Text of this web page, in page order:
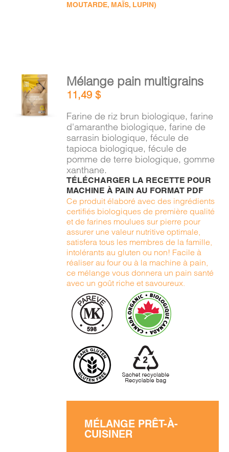
MOUTARDE, MAÏS, LUPIN)
AJOUTER
AU
PANIER
Mélange pain multigrains
11,49$
Farine de riz brun biologique, farine
d'amaranthe biologique, farine de
sarrasin biologique, fécule de
tapioca biologique, fécule de
pomme de terre biologique, gomme
xanthane.
TÉLÉCHARGER LA RECETTE POUR
MACHINE À PAIN AU FORMAT PDF
Ce produit élaboré avec des ingrédients
certifiés biologiques de première qualité
et de farines moulues sur pierre pour
assurer une valeur nutritive optimale,
satisfera tous les membres de la famille,
intolérants au gluten ou non! Facile à
réaliser au four ou à la machine à pain,
ce mélange vous donnera un pain santé
avec un goût riche et savoureux.
MÉLANGE PRÊT-À-
CUISINER